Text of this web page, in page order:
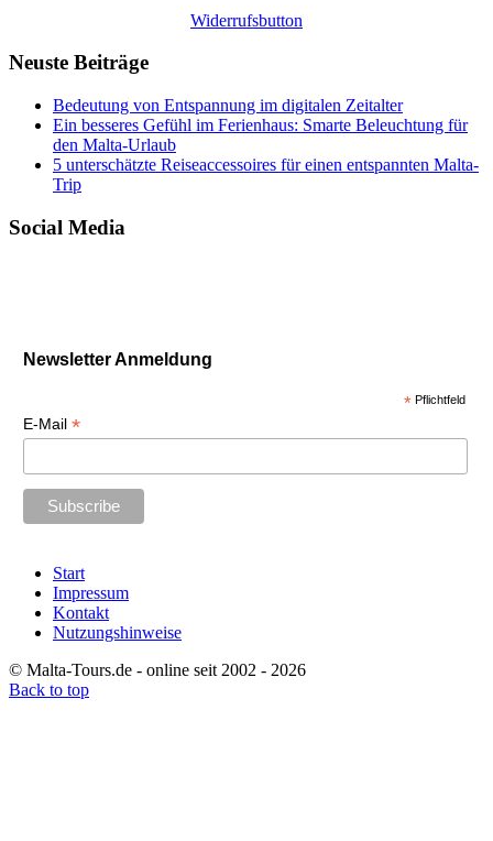
Widerrufsbutton
Neuste Beiträge
Bedeutung von Entspannung im digitalen Zeitalter
Ein besseres Gefühl im Ferienhaus: Smarte Beleuchtung für
den Malta-Urlaub
5 unterschätzte Reiseaccessoires für einen entspannten Malta-
Trip
Social Media
Newsletter Anmeldung
* Pflichtfeld
E-Mail *
Start
Impressum
Kontakt
Nutzungshinweise
© Malta-Tours.de - online seit 2002 - 2026
Back to top